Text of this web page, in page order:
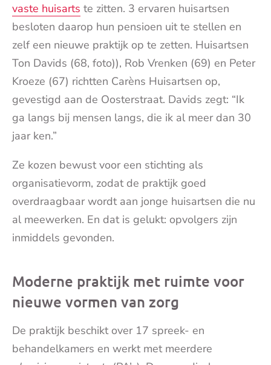
vaste huisarts te zitten. 3 ervaren huisartsen
besloten daarop hun pensioen uit te stellen en
zelf een nieuwe praktijk op te zetten. Huisartsen
Ton Davids (68, foto)), Rob Vrenken (69) en Peter
Kroeze (67) richtten Carèns Huisartsen op,
gevestigd aan de Oosterstraat. Davids zegt: “Ik
ga langs bij mensen langs, die ik al meer dan 30
jaar ken.”
Ze kozen bewust voor een stichting als
organisatievorm, zodat de praktijk goed
overdraagbaar wordt aan jonge huisartsen die nu
al meewerken. En dat is gelukt: opvolgers zijn
inmiddels gevonden.
Moderne praktijk met ruimte voor
nieuwe vormen van zorg
De praktijk beschikt over 17 spreek- en
behandelkamers en werkt met meerdere